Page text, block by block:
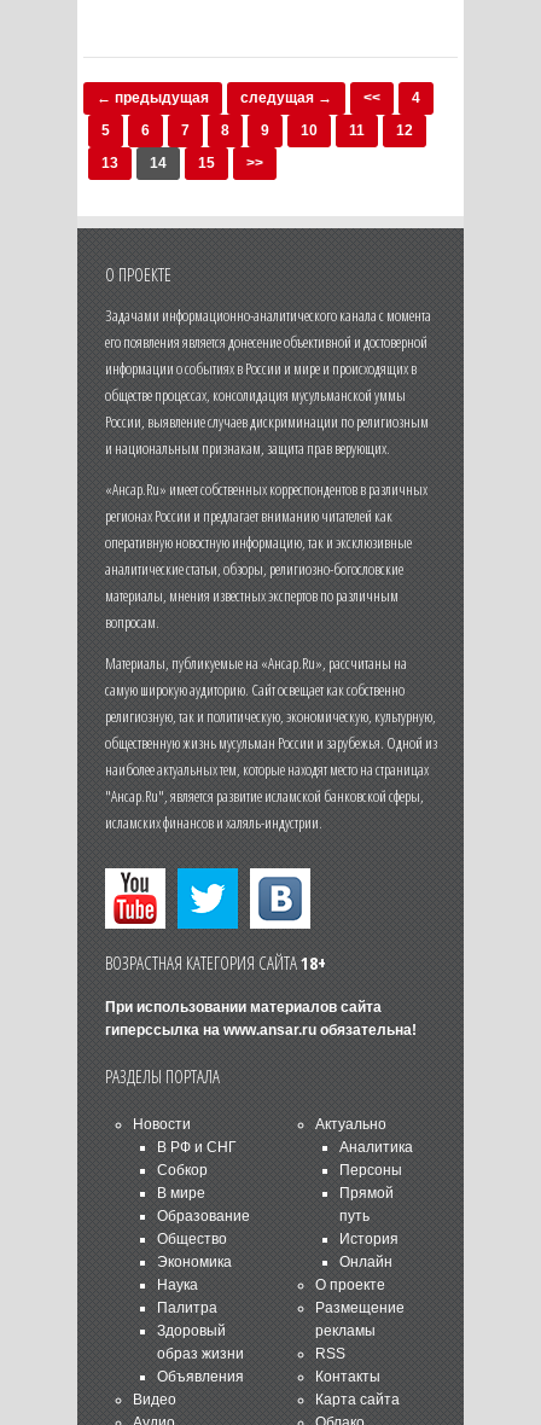
← предыдущая следущая → <<
4
5
6 7 8 9 10 11
12
13
14 15 >>
О ПРОЕКТЕ
Задачами информационно-аналитического канала с момента
его появления является донесение объективной и достоверной
информации о событиях в России и мире и происходящих в
обществе процессах, консолидация мусульманской уммы
России, выявление случаев дискриминации по религиозным
и национальным признакам, защита прав верующих.
«Ансар.Ru» имеет собственных корреспондентов в различных
регионах России и предлагает вниманию читателей как
оперативную новостную информацию, так и эксклюзивные
аналитические статьи, обзоры, религиозно-богословские
материалы, мнения известных экспертов по различным
вопросам.
Материалы, публикуемые на «Ансар.Ru», рассчитаны на
самую широкую аудиторию. Сайт освещает как собственно
религиозную, так и политическую, экономическую, культурную,
общественную жизнь мусульман России и зарубежья. Одной из
наиболее актуальных тем, которые находят место на страницах
"Ансар.Ru", является развитие исламской банковской сферы,
исламских финансов и халяль-индустрии.
ВОЗРАСТНАЯ КАТЕГОРИЯ САЙТА18+
При использовании материалов сайта
гиперссылка на www.ansar.ruобязательна!
РАЗДЕЛЫ ПОРТАЛА
Новости
В РФ и СНГ
Собкор
В мире
Образование
Общество
Экономика
Наука
Палитра
Здоровый
образ жизни
Объявления
Видео
Актуально
Аналитика
Персоны
Прямой
путь
История
Онлайн
О проекте
Размещение
рекламы
RSS
Контакты
Карта сайта